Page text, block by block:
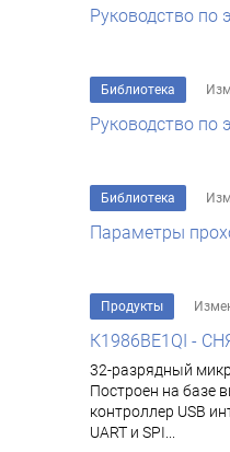
Руководство по
Библиотека
Руководство по
Библиотека
Параметры
Продукты
К1986ВЕ1QI -
32-разрядный
Построен на базе
контроллер USB
UART и SPI...